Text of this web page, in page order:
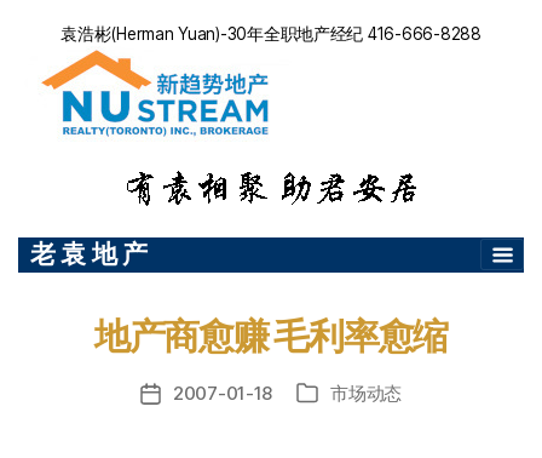
袁浩彬(Herman Yuan)-30年全职地产经纪 416-666-8288
老 袁 地 产
地产商愈赚 毛利率愈缩
发 2007-01-18
分 市场动态